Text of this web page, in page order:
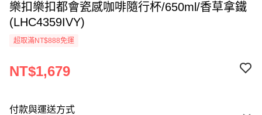
樂扣樂扣都會瓷感咖啡隨行杯/650ml/香草拿鐵
(LHC4359IVY)
超取滿NT$888免運
NT$1,679
付款與運送方式